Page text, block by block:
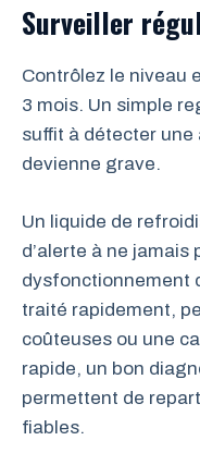
Surveiller
Contrôlez le niveau
3 mois. Un simple
suffit à détecter une
devienne grave.
Un liquide de
d’alerte à ne jamais
dysfonctionnement
traité rapidement,
coûteuses ou une
rapide, un bon
permettent de
fiables.